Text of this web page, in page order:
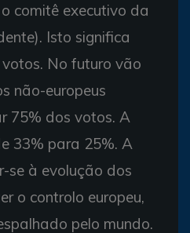
comitê executivo da
Isto significa
No futuro vão
não-europeus
75% dos votos. A
33% para 25%. A
se à evolução dos
o controlo europeu,
pelo mundo.